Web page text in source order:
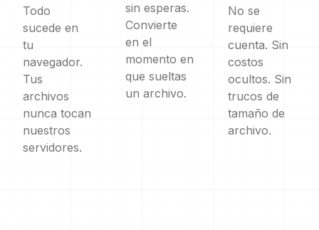
Todo
sucede en
tu
navegador.
Tus
archivos
nunca tocan
nuestros
servidores.
sin esperas.
Convierte
en el
momento en
que sueltas
un archivo.
No se
requiere
cuenta. Sin
costos
ocultos. Sin
trucos de
tamaño de
archivo.